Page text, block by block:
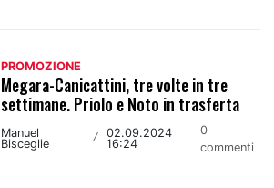
PROMOZIONE
Megara-Canicattini, tre volte in tre
settimane. Priolo e Noto in trasferta
Manuel
Bisceglie
/
02.09.2024
16:24
0
commenti